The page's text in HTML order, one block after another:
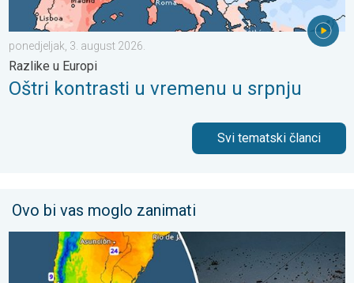
ponedjeljak, 3. august 2026.
Razlike u Europi
Oštri kontrasti u vremenu u srpnju
Svi tematski članci
Ovo bi vas moglo zanimati
Ledeni pozdravi s južne hemisfere. Puno snijega u Andama. . .